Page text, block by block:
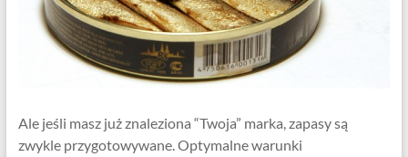
Ale jeśli masz już znaleziona “Twoja” marka, zapasy są
zwykle przygotowywane. Optymalne warunki